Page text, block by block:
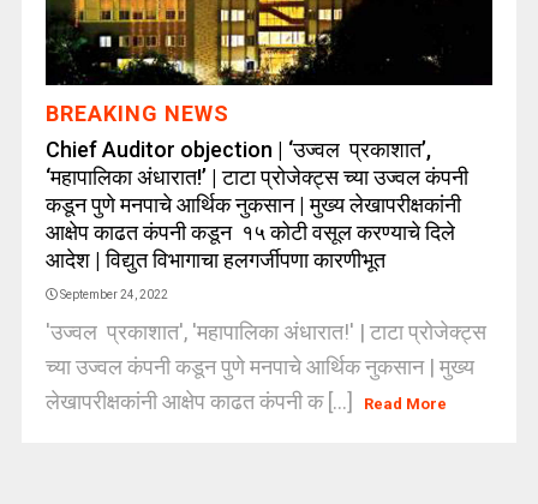
BREAKING NEWS
Chief Auditor objection | ‘उज्वल प्रकाशात’,
‘महापालिका अंधारात!’ | टाटा प्रोजेक्ट्स च्या उज्वल कंपनी
कडून पुणे मनपाचे आर्थिक नुकसान | मुख्य लेखापरीक्षकांनी
आक्षेप काढत कंपनी कडून १५ कोटी वसूल करण्याचे दिले
आदेश | विद्युत विभागाचा हलगर्जीपणा कारणीभूत
September 24, 2022
'उज्वल प्रकाशात', 'महापालिका अंधारात!' | टाटा प्रोजेक्ट्स
च्या उज्वल कंपनी कडून पुणे मनपाचे आर्थिक नुकसान | मुख्य
लेखापरीक्षकांनी आक्षेप काढत कंपनी क [...]
Read More